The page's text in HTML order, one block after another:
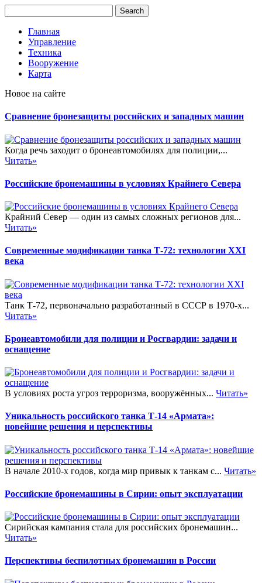
Главная
Управление
Техника
Вооружение
Карта
Новое на сайте
Сравнение бронезащиты российских и западных машин
Когда речь заходит о бронеавтомобилях для полиции,...
Читать»
Российские бронемашины в условиях Крайнего Севера
Крайний Север — один из самых сложных регионов для...
Читать»
Современные модификации танка Т-72: технологии XXI
века
Танк Т-72, первоначально разработанный в СССР в 1970-х...
Читать»
Бронеавтомобили для полиции и Росгвардии: задачи и
оснащение
В условиях роста угроз терроризма, вооружённых... Читать»
Уникальность российского танка Т-14 «Армата»:
новейшие решения и перспективы
В начале 2010-х годов, когда мир привык к танкам с... Читать»
Российские бронемашины в Сирии: опыт эксплуатации
Сирийская кампания стала для российских бронемашин...
Читать»
Перспективы беспилотных бронемашин в России